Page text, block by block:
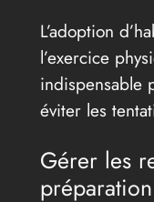
L’adoption
l’exercice
indispensable
éviter les
Gérer les